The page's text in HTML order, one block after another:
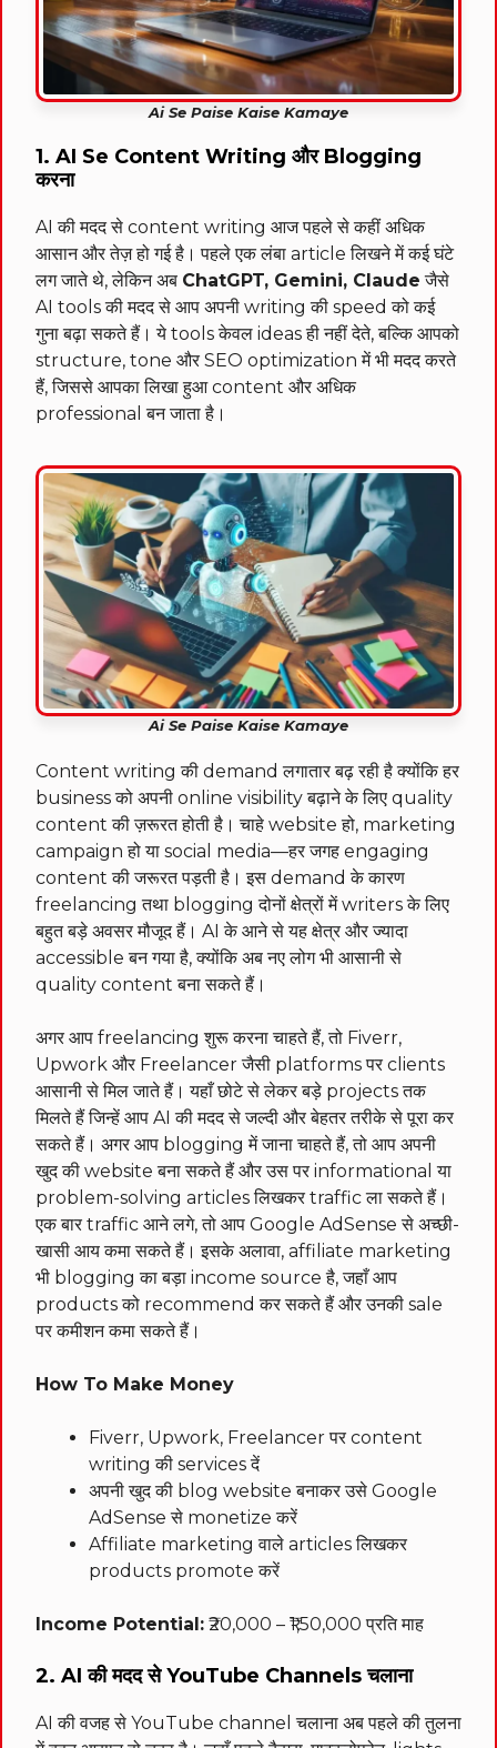
Ai Se Paise Kaise Kamaye
1. AI Se Content Writing और Blogging
करना
AI की मदद से content writing आज पहले से कहीं अधिक
आसान और तेज़ हो गई है। पहले एक लंबा article लिखने में कई घंटे
लग जाते थे, लेकिन अब ChatGPT, Gemini, Claude जैसे
AI tools की मदद से आप अपनी writing की speed को कई
गुना बढ़ा सकते हैं। ये tools केवल ideas ही नहीं देते, बल्कि आपको
structure, tone और SEO optimization में भी मदद करते
हैं, जिससे आपका लिखा हुआ content और अधिक
professional बन जाता है।
Ai Se Paise Kaise Kamaye
Content writing की demand लगातार बढ़ रही है क्योंकि हर
business को अपनी online visibility बढ़ाने के लिए quality
content की ज़रूरत होती है। चाहे website हो, marketing
campaign हो या social media—हर जगह engaging
content की जरूरत पड़ती है। इस demand के कारण
freelancing तथा blogging दोनों क्षेत्रों में writers के लिए
बहुत बड़े अवसर मौजूद हैं। AI के आने से यह क्षेत्र और ज्यादा
accessible बन गया है, क्योंकि अब नए लोग भी आसानी से
quality content बना सकते हैं।
अगर आप freelancing शुरू करना चाहते हैं, तो Fiverr,
Upwork और Freelancer जैसी platforms पर clients
आसानी से मिल जाते हैं। यहाँ छोटे से लेकर बड़े projects तक
मिलते हैं जिन्हें आप AI की मदद से जल्दी और बेहतर तरीके से पूरा कर
सकते हैं। अगर आप blogging में जाना चाहते हैं, तो आप अपनी
खुद की website बना सकते हैं और उस पर informational या
problem-solving articles लिखकर traffic ला सकते हैं।
एक बार traffic आने लगे, तो आप Google AdSense से अच्छी-
खासी आय कमा सकते हैं। इसके अलावा, affiliate marketing
भी blogging का बड़ा income source है, जहाँ आप
products को recommend कर सकते हैं और उनकी sale
पर कमीशन कमा सकते हैं।
How To Make Money
Fiverr, Upwork, Freelancer पर content
writing की services दें
अपनी खुद की blog website बनाकर उसे Google
AdSense से monetize करें
Affiliate marketing वाले articles लिखकर
products promote करें
Income Potential: ₹20,000 – ₹1,50,000 प्रति माह
2. AI की मदद से YouTube Channels चलाना
AI की वजह से YouTube channel चलाना अब पहले की तुलना